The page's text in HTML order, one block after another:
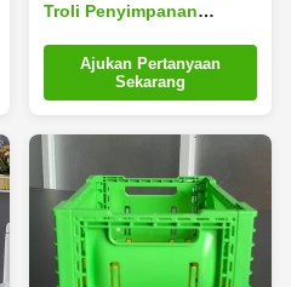
Troli Penyimpanan
Melengkung
Ajukan Pertanyaan
Sekarang